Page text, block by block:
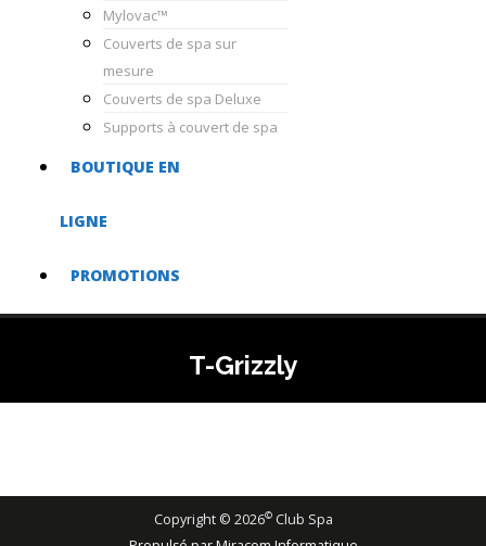
Mylovac™
Couverts de spa sur
mesure
Couverts de spa Deluxe
Supports à couvert de spa
BOUTIQUE EN
LIGNE
PROMOTIONS
T-Grizzly
Copyright © 2026©Club Spa